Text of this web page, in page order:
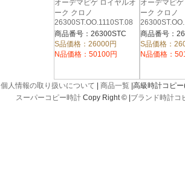
オーデマピゲ ロイヤルオ
ーク クロノ
26300ST.OO.1110ST.08
商品番号：26300STC
S品価格：26000円
N品価格：50100円
オーデマピ
ーク クロノ
商品番号：
S品価格：
N品価格：
個人情報の取り扱いについて 商品一覧 |高級時計コピ
スーパーコピー時計Copy Right © | ブランド時計コ